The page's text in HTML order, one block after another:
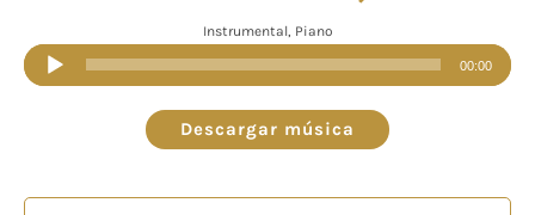
Instrumental, Piano
Reproductor
de
audio
00:00
Descargar música